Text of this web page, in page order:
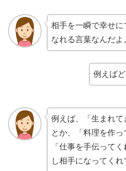
相手を一瞬で幸せ
なれる言葉なんだよ
例えば
例えば、「生まれて
とか、「料理を作っ
「仕事を手伝って
し相手になってく